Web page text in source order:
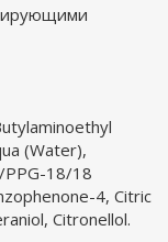
(Water),
PPG-18/18
4, Citric
Citronellol.